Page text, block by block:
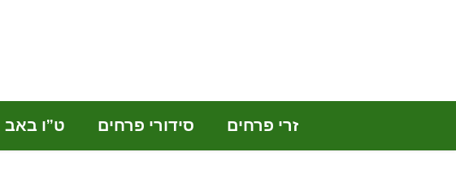
זרי פרחים סידורי פרחים ט”ו באב